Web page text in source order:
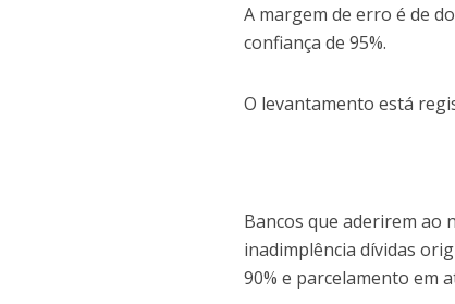
A margem de erro é de
confiança de 95%.
O levantamento está
Bancos que aderirem ao
inadimplência dívidas
90% e parcelamento em